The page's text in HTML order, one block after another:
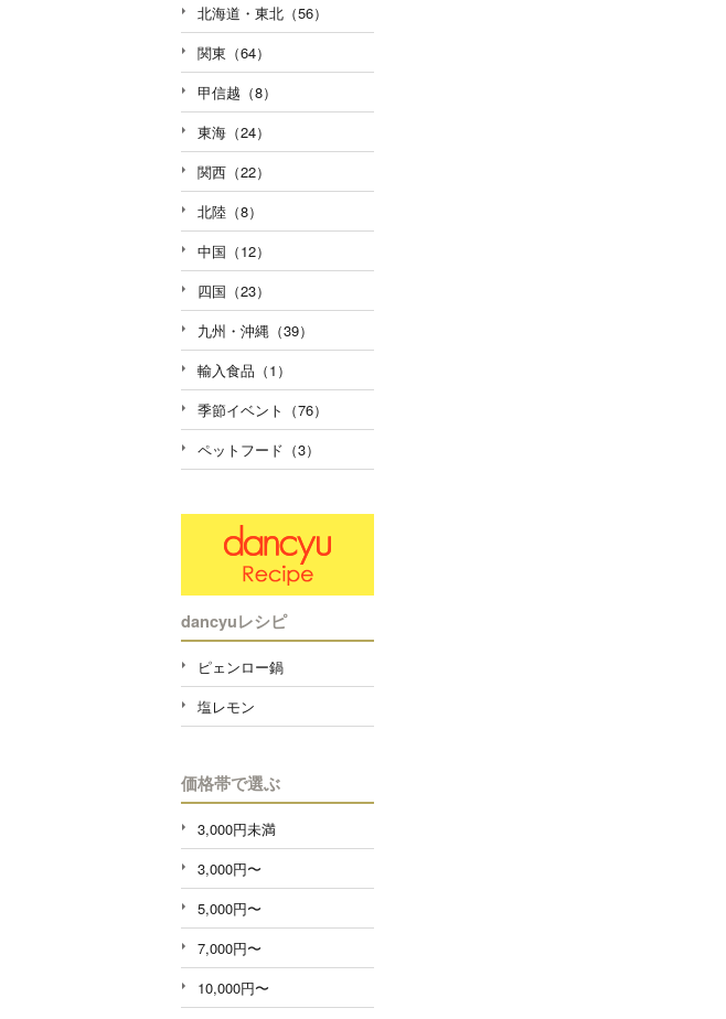
北海道・東北（56）
関東（64）
甲信越（8）
東海（24）
関西（22）
北陸（8）
中国（12）
四国（23）
九州・沖縄（39）
輸入食品（1）
季節イベント（76）
ペットフード（3）
dancyuレシピ
ピェンロー鍋
塩レモン
価格帯で選ぶ
3,000円未満
3,000円〜
5,000円〜
7,000円〜
10,000円〜